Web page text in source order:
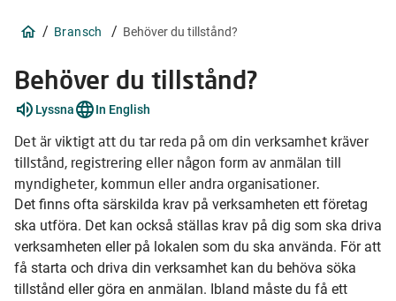
/ Bransch / Behöver du tillstånd?
Behöver du tillstånd?
Förklara
ord
stycken
Lyssna In English
Det är viktigt att du tar reda på om din verksamhet kräver
tillstånd, registrering eller någon form av anmälan till
myndigheter, kommun eller andra organisationer.
Det finns ofta särskilda krav på verksamheten ett företag
ska utföra. Det kan också ställas krav på dig som ska driva
verksamheten eller på lokalen som du ska använda. För att
få starta och driva din verksamhet kan du behöva söka
tillstånd eller göra en anmälan. Ibland måste du få ett